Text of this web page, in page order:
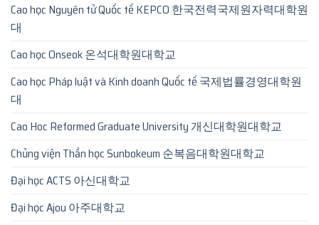
Cao học Nguyên tử Quốc tế KEPCO 한국전력국제원자력대학원
대
Cao học Onseok 온석대학원대학교
Cao học Pháp luật và Kinh doanh Quốc tế 국제법률경영대학원
대
Cao Hoc Reformed Graduate University 개신대학원대학교
Chủng viện Thần học Sunbokeum 순복음대학원대학교
Đại học ACTS 아신대학교
Đại học Ajou 아주대학교